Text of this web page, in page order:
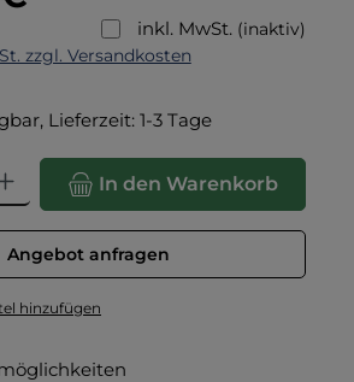
inkl. MwSt. (inaktiv)
zzgl. Versandkosten
Lieferzeit: 1-3 Tage
Gib den gewünschten Wert ein oder
In den Warenkorb
Angebot anfragen
hinzufügen